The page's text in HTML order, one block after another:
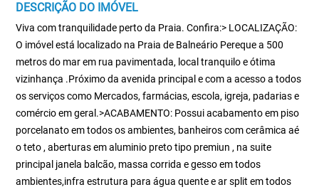
DESCRIÇÃO DO IMÓVEL
Viva com tranquilidade perto da Praia. Confira:> LOCALIZAÇÃO:
O imóvel está localizado na Praia de Balneário Pereque a 500
metros do mar em rua pavimentada, local tranquilo e ótima
vizinhança .Próximo da avenida principal e com a acesso a todos
os serviços como Mercados, farmácias, escola, igreja, padarias e
comércio em geral.>ACABAMENTO: Possui acabamento em piso
porcelanato em todos os ambientes, banheiros com cerâmica aé
o teto , aberturas em aluminio preto tipo premiun , na suite
principal janela balcão, massa corrida e gesso em todos
ambientes,infra estrutura para água quente e ar split em todos